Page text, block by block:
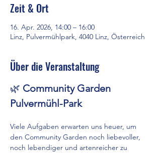
Zeit & Ort
16. Apr. 2026, 14:00 – 16:00
Linz, Pulvermühlpark, 4040 Linz, Österreich
Über die Veranstaltung
🌿 Community Garden
Pulvermühl-Park
Viele Aufgaben erwarten uns heuer, um
den Community Garden noch liebevoller,
noch lebendiger und artenreicher zu